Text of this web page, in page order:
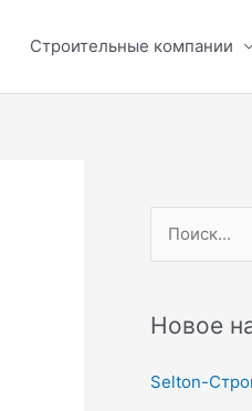
Строительные компании
с
:
Новое
Selton-